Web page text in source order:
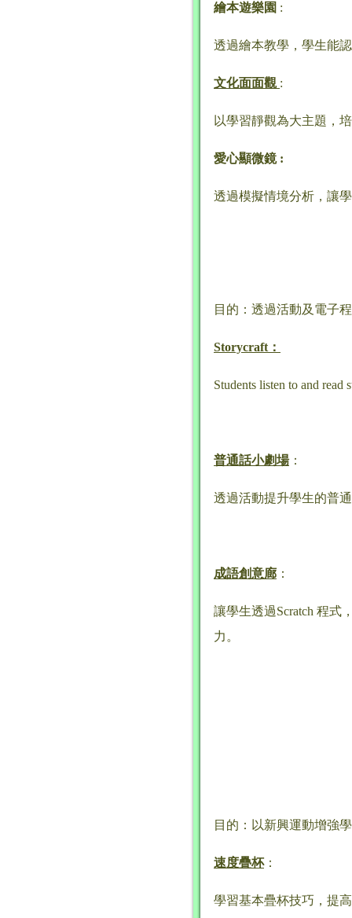
繪本遊樂園 :
透過繪本教學，學生能
文化面面觀 :
以學習靜觀為大主題，
愛心顯微鏡 :
透過模擬情境分析，讓
目的：透過活動及電子
Storycraft ：
Students listen to and read
普通話小劇場：
透過活動提升學生的普
成語創意廊 ：
讓學生透過Scratch 程式
力。
目的：以新興運動增強
速度疊杯：
學習基本疊杯技巧，提